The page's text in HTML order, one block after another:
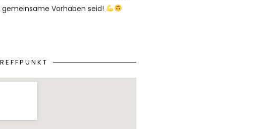
Vorhaben seid!